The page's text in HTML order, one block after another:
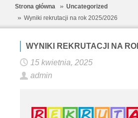
Strona główna
Uncategorized
Wyniki rekrutacji na rok 2025/2026
WYNIKI REKRUTACJI NA
15 kwietnia, 2025
admin